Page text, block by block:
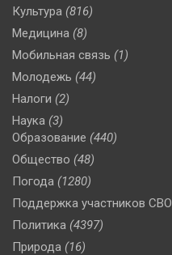
Культура (816)
Медицина (8)
Мобильная связь (1)
Молодежь (44)
Налоги (2)
Наука (3)
Образование (440)
Общество (48)
Погода (1280)
Поддержка участников СВО
Политика (4397)
Природа (16)